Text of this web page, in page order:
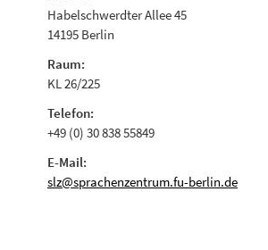
Habelschwerdter Allee 45
14195 Berlin
Raum:
KL 26/225
Telefon:
+49 (0) 30 838 55849
E-Mail:
slz@sprachenzentrum.fu-berlin.de